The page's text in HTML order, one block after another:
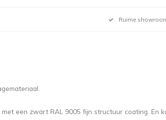
Ruime
een zwart RAL 9005 fijn structuur coating. En